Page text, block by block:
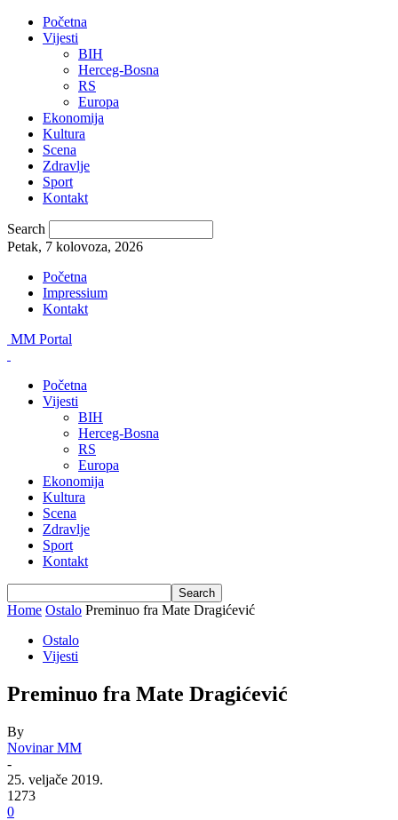
Početna
Vijesti
BIH
Herceg-Bosna
RS
Europa
Ekonomija
Kultura
Scena
Zdravlje
Sport
Kontakt
Search
Petak, 7 kolovoza, 2026
Početna
Impressium
Kontakt
MM Portal
Početna
Vijesti
BIH
Herceg-Bosna
RS
Europa
Ekonomija
Kultura
Scena
Zdravlje
Sport
Kontakt
Home Ostalo Preminuo fra Mate Dragićević
Ostalo
Vijesti
Preminuo fra Mate Dragićević
By
Novinar MM
-
25. veljače 2019.
1273
0